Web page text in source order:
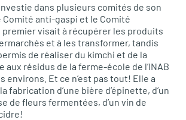
dans plusieurs comités de son
Comité anti-gaspi et le Comité
visait à récupérer les produits
et à les transformer, tandis
de réaliser du kimchi et de la
aux résidus de la ferme-école de l’INAB
environs. Et ce n’est pas tout! Elle a
fabrication d’une bière d’épinette, d’un
de fleurs fermentées, d’un vin de